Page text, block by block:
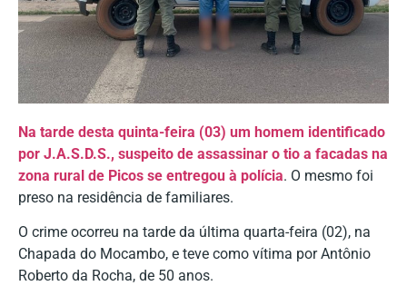
Na tarde desta quinta-feira (03) um homem identificado
por J.A.S.D.S., suspeito de assassinar o tio a facadas na
zona rural de Picos se entregou à polícia. O mesmo foi
preso na residência de familiares.
O crime ocorreu na tarde da última quarta-feira (02), na
Chapada do Mocambo, e teve como vítima por Antônio
Roberto da Rocha, de 50 anos.